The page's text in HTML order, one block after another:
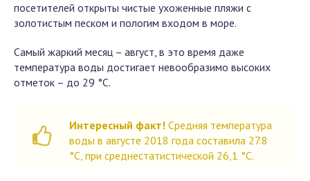
посетителей открыты чистые ухоженные пляжи с
золотистым песком и пологим входом в море.
Самый жаркий месяц – август, в это время даже
температура воды достигает невообразимо высоких
отметок – до 29 °C.
Интересный факт! Средняя температура
воды в августе 2018 года составила 27.8
°C, при среднестатистической 26,1 °C.